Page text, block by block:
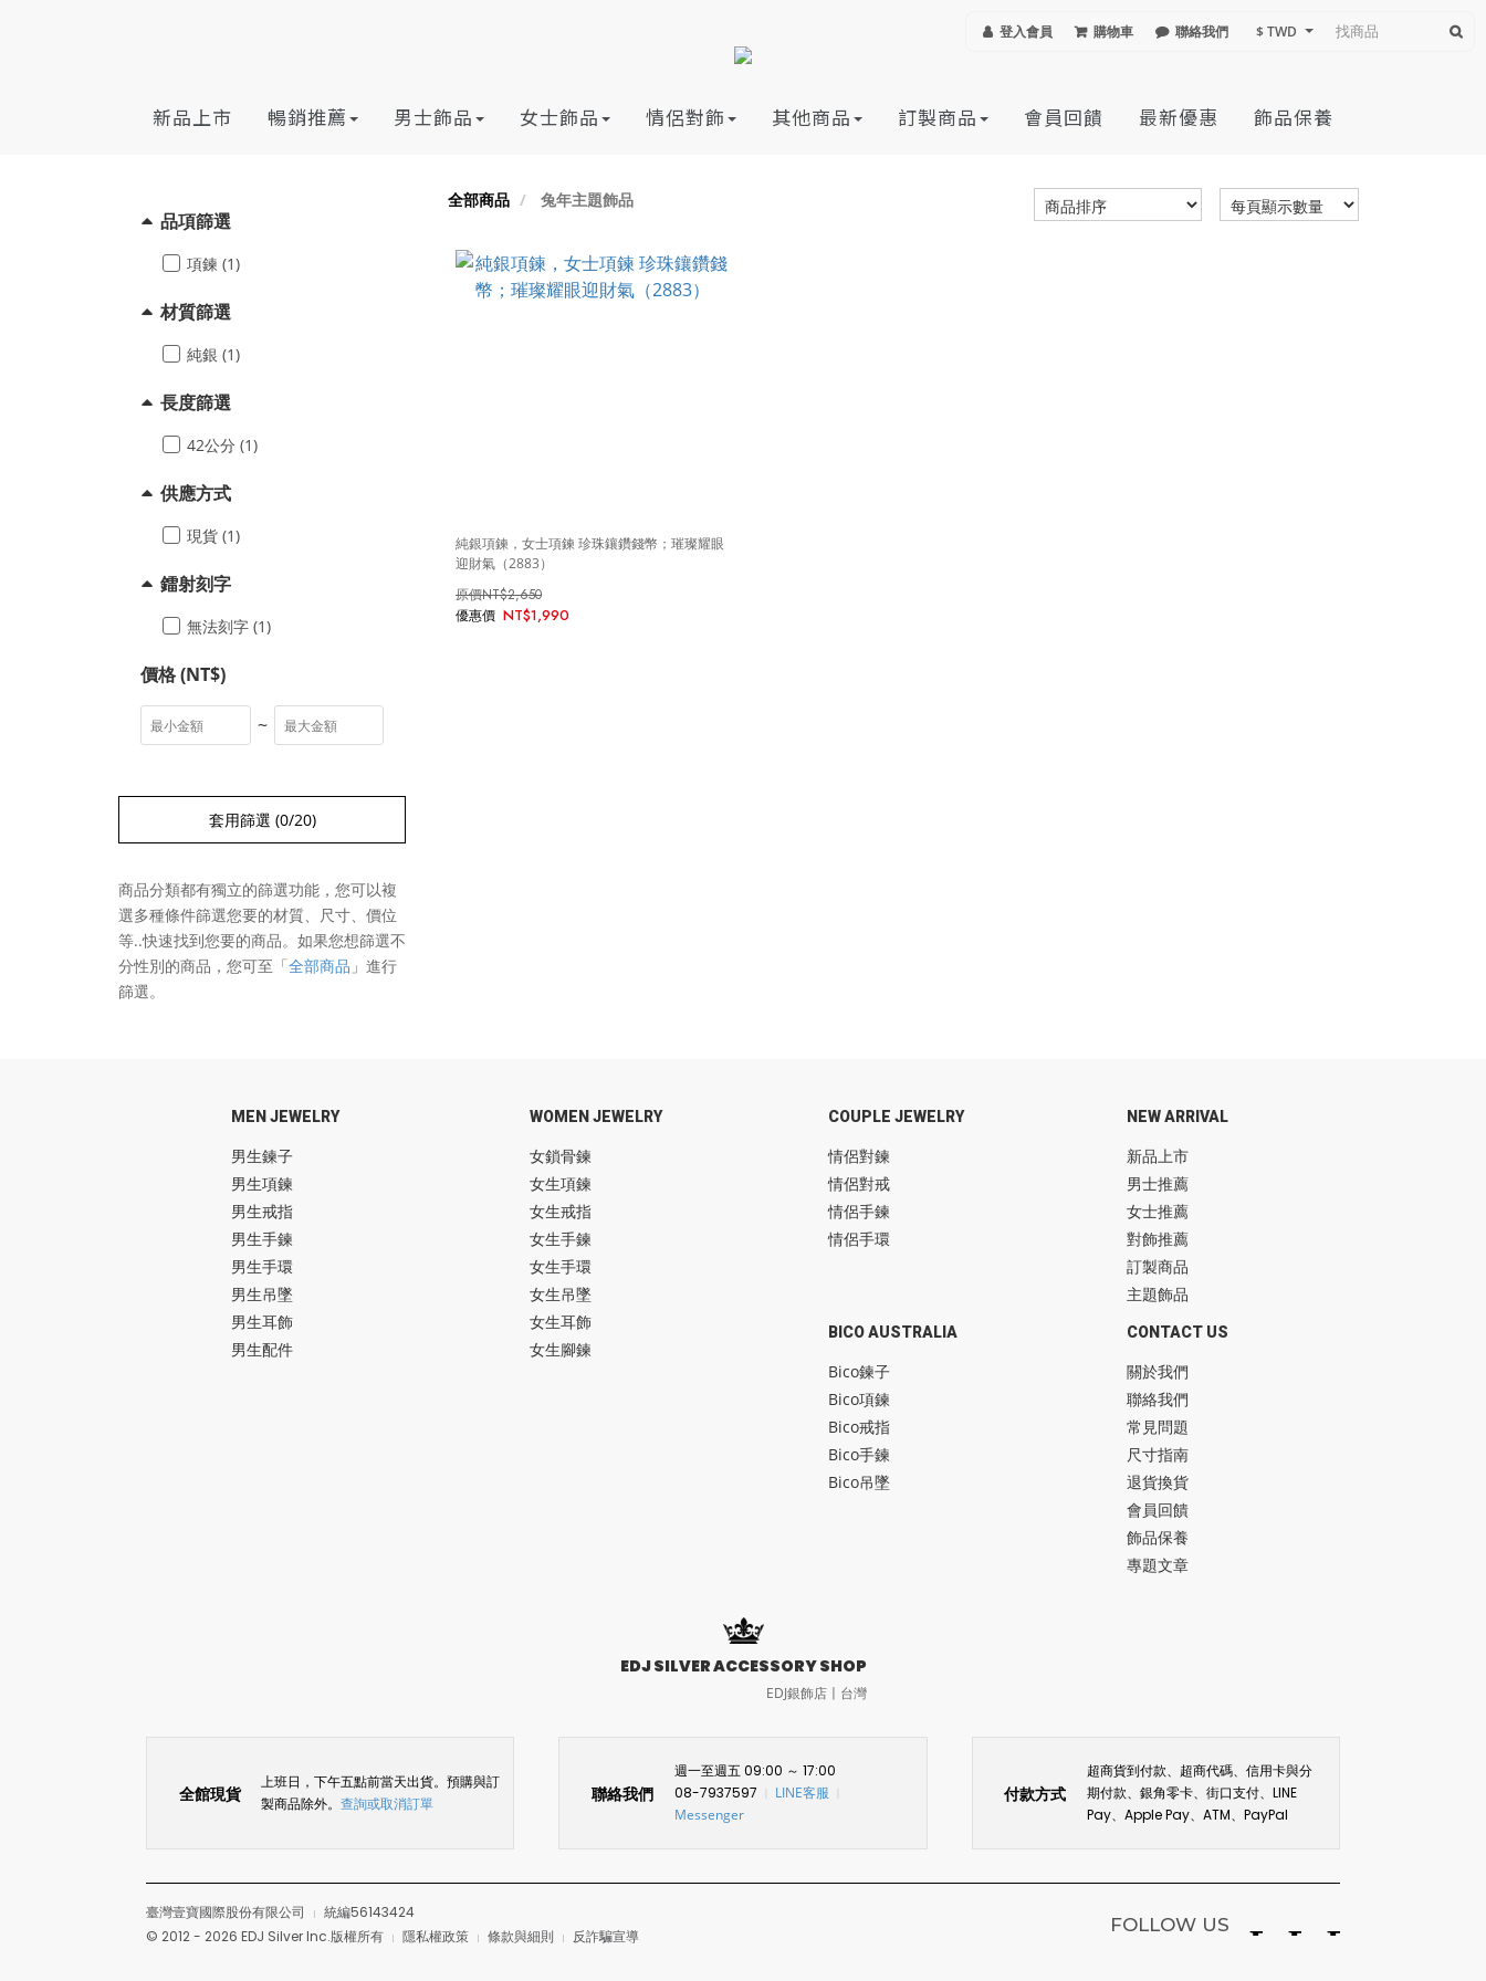
登入會員 購物車 聯絡我們 $ TWD
新品上市 暢銷推薦 男士飾品 女士飾品 情侶對飾 其他商品 訂製商品 會員回饋 最新優惠 飾品保養
套用篩選 (0/20)
品項篩選
項鍊 (1)
材質篩選
純銀 (1)
長度篩選
42公分 (1)
供應方式
現貨 (1)
鐳射刻字
無法刻字 (1)
價格 (NT$)
~
商品分類都有獨立的篩選功能，您可以複
選多種條件篩選您要的材質、尺寸、價位
等..快速找到您要的商品。如果您想篩選不
分性別的商品，您可至 「全部商品 」 進行
篩選。
全部商品 兔年主題飾品
純銀項鍊，女士項鍊 珍珠鑲鑽錢幣；璀璨耀眼
迎財氣（2883）
NT$2,650
NT$1,990
MEN JEWELRY
男生鍊子
男生項鍊
男生戒指
男生手鍊
男生手環
男生吊墜
男生耳飾
男生配件
WOMEN JEWELRY
女鎖骨鍊
女生項鍊
女生戒指
女生手鍊
女生手環
女生吊墜
女生耳飾
女生腳鍊
COUPLE JEWELRY
情侶對鍊
情侶對戒
情侶手鍊
情侶手環
BICO AUSTRALIA
Bico鍊子
Bico項鍊
Bico戒指
Bico手鍊
Bico吊墜
NEW ARRIVAL
新品上市
男士推薦
女士推薦
對飾推薦
訂製商品
主題飾品
CONTACT US
關於我們
聯絡我們
常見問題
尺寸指南
退貨換貨
會員回饋
飾品保養
專題文章
EDJ SILVER ACCESSORY SHOP
EDJ銀飾店〡台灣
全館現貨
上班日，下午五點前當天出貨。預購與訂
製商品除外。查詢或取消訂單 聯絡我們
週一至週五 09:00 ～ 17:00
08-7937597
LINE客服
Messenger
付款方式
超商貨到付款、超商代碼、信用卡與分
期付款、銀角零卡、街口支付、LINE
Pay、Apple Pay、ATM、PayPal
臺灣壹寶國際股份有限公司
統編56143424
© 2012 - 2026 EDJ Silver Inc.版權所有
隱私權政策 條款與細則 反詐騙宣導
FOLLOW US